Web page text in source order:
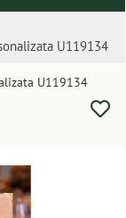
U119134
U119134